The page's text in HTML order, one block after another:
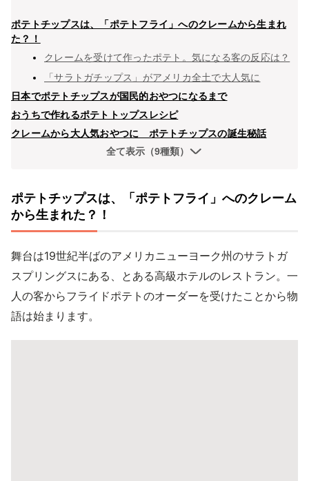
ポテトチップスは、「ポテトフライ」へのクレームから生まれ
た？！
クレームを受けて作ったポテト。気になる客の反応は？
「サラトガチップス」がアメリカ全土で大人気に
日本でポテトチップスが国民的おやつになるまで
おうちで作れるポテトトップスレシピ
クレームから大人気おやつに ポテトチップスの誕生秘話
全て表示（9種類）
ポテトチップスは、「ポテトフライ」へのクレーム
から生まれた？！
舞台は19世紀半ばのアメリカニューヨーク州のサラトガ
スプリングスにある、とある高級ホテルのレストラン。一
人の客からフライドポテトのオーダーを受けたことから物
語は始まります。